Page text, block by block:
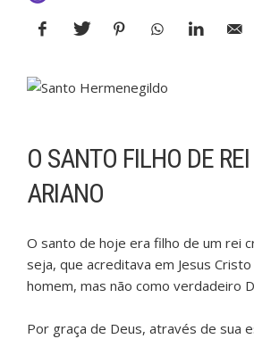
O SANTO FILHO DE
ARIANO
O santo de hoje era filho de um rei
seja, que acreditava em Jesus
homem, mas não como verdadeiro
Por graça de Deus, através de sua